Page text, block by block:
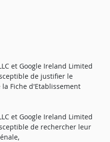
et Google Ireland Limited
de justifier le
Fiche d'Etablissement
et Google Ireland Limited
de rechercher leur